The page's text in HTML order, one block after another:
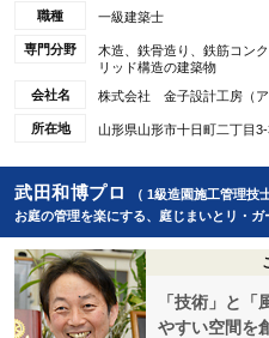
職種 一級建築士
専門分野
木造、鉄骨造り、鉄筋コン
リッド構造の建築物
会社名
株式会社 金子設計工房（ア
所在地 山形県山形市十日町二丁目
武田和博プロ
（ 1級造園施工管理技士
お庭の管理を楽にする、庭じまいとリ・ガ
「技術」と
やすい空間を